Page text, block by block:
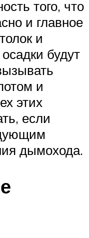
того, что
и главное
и
будут
и
этих
если
дымохода.